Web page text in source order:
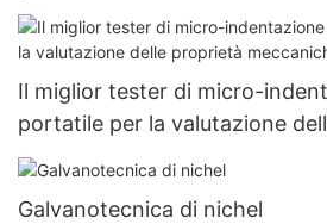
Zhanghua
Il miglior tester di micro-
portatile per la valutazione
meccaniche - Zhanghua Dryer
Galvanotecnica di nichel